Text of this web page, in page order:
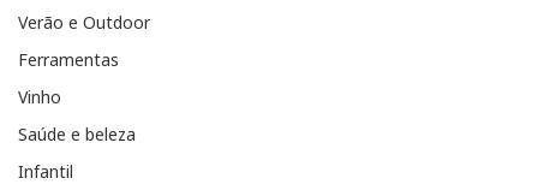
Verão e Outdoor
Ferramentas
Vinho
Saúde e beleza
Infantil